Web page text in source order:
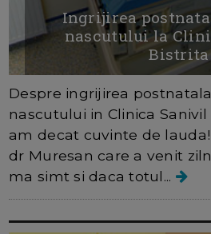
Ingrijirea
nascutului la
Bistrita
Despre ingrijirea
nascutului in Clinica
am decat cuvinte de
dr Muresan care a venit
ma simt si daca totul...